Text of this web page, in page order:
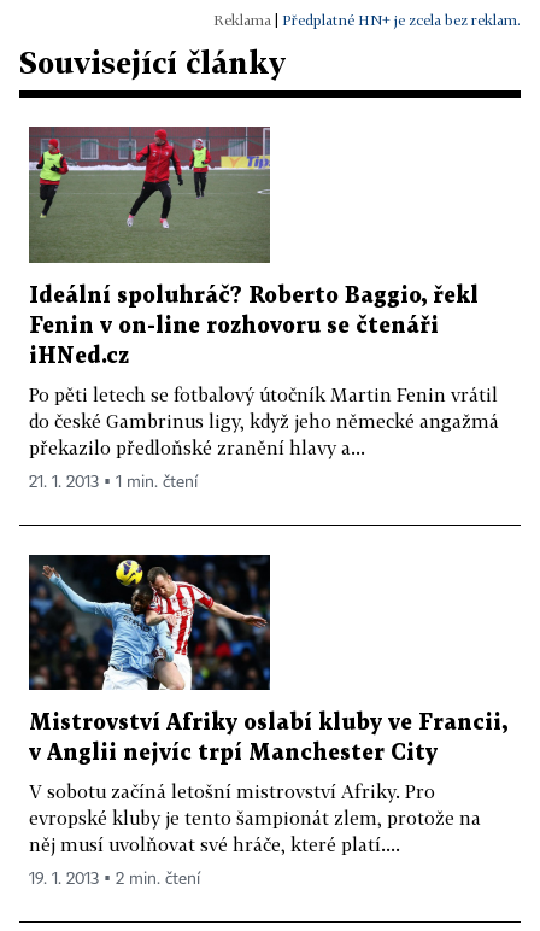
Předplatné HN+ je zcela bez reklam.
Související články
Ideální spoluhráč? Roberto Baggio, řekl
Fenin v on-line rozhovoru se čtenáři
iHNed.cz
Po pěti letech se fotbalový útočník Martin Fenin vrátil
do české Gambrinus ligy, když jeho německé angažmá
překazilo předloňské zranění hlavy a...
21. 1. 2013 ▪ 1 min. čtení
Mistrovství Afriky oslabí kluby ve Francii,
v Anglii nejvíc trpí Manchester City
V sobotu začíná letošní mistrovství Afriky. Pro
evropské kluby je tento šampionát zlem, protože na
něj musí uvolňovat své hráče, které platí....
19. 1. 2013 ▪ 2 min. čtení